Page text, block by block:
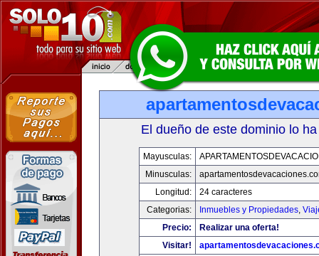
El dueño de este dominio lo
Mayusculas:
Minusculas:
Longitud:
24 caracteres
Categorias:
Inmuebles y Propiedades,
Precio:
Realizar una oferta!
Visitar!